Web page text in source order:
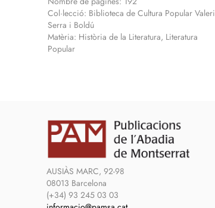
Col·lecció: Biblioteca de Cultura Popular Valeri
Serra i Boldú
Matèria: Història de la Literatura, Literatura
Popular
AUSIÀS MARC, 92-98
08013 Barcelona
(+34) 93 245 03 03